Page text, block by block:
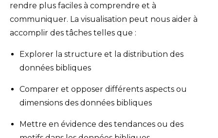
rendre plus faciles à comprendre et à
communiquer. La visualisation peut nous aider à
accomplir des tâches telles que :
Explorer la structure et la distribution des
données bibliques
Comparer et opposer différents aspects ou
dimensions des données bibliques
Mettre en évidence des tendances ou des